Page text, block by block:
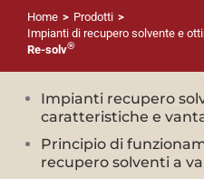
Impianti recupero
caratteristiche e
Principio di
recupero solventi a
Home > Prodotti >
Impianti di recupero solvente e
Re-solv®